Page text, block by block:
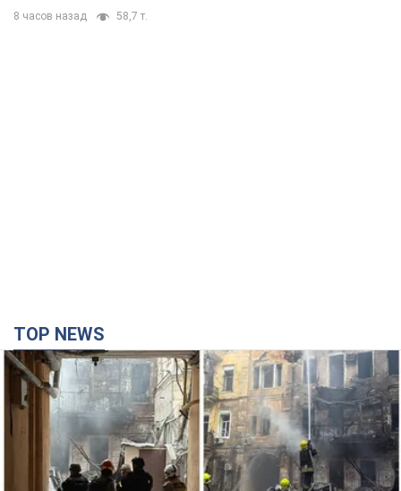
8 часов назад 58,7 т.
TOP NEWS